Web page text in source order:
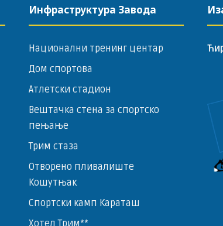
Инфраструктура Завода
Национални тренинг центар
Дом спортова
Атлетски стадион
Вештачка стена за спортско
пењање
Трим стаза
Отворено пливалиште
Кошутњак
Спортски камп Караташ